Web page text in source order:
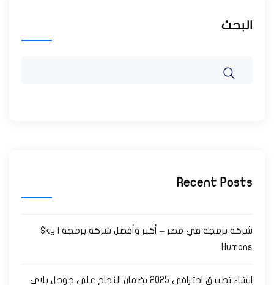
البحث
Recent Posts
شركة برمجة في مصر – أكبر وأفضل شركة برمجة | Sky
Humans
انشاء تطبيق احترافي 2025 بضمان النجاح على جوجل بلاي